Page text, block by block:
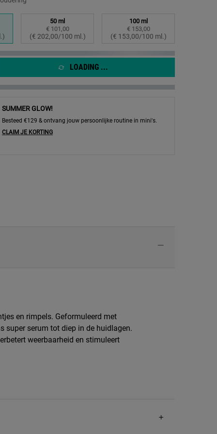
met Hyaluronzuur - Afbeelding inzoomen
Geselecteerd
50 ml
€ 101,00
(€ 202,00/100 ml.)
, 2 of 3 Geselecteerd
100 ml
€ 153,00
(€ 153,00/100 ml.)
, 3 of 3
LOADING ...
SUMMER GLOW!
Besteed €129 & ontvang jouw persoonlijke routine in mini's.
CLAIM JE KORTING
en rimpels. Geformuleerd met
super serum tot diep in de huidlagen.
weerbaarheid en stimuleert